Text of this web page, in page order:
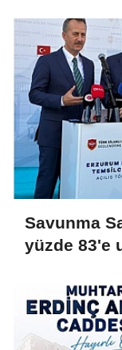
Savunma
yüzde 83'e